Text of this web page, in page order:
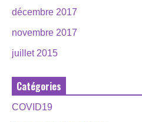
décembre 2017
novembre 2017
juillet 2015
Catégories
COVID19